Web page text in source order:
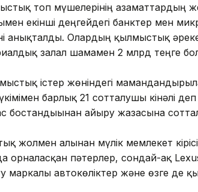
топ мүшелерінің азаматтардың
екінші деңгейдегі банктер мен
анықталды. Олардың қылмыстық
залал шамамен 2 млрд теңге
істер жөніндегі
барлық 21 сотталушы кінәлі
бостандығынан айыру жазасына
жолмен алынған мүлік мемлекет
орналасқан пәтерлер, сондай-ақ
маркалы автокөліктер және өзге де